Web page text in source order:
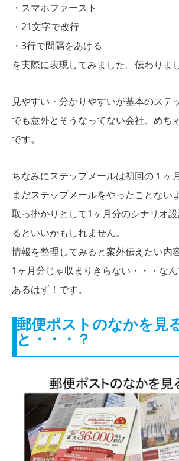
・スマホファースト
・21文字で改行
・3行で間隔をあける
を実際に表現してみました。伝わりま
見やすい・分かりやすいが基本のステ
でも意外とそうなってない会社、めち
です。
ちなみにステップメールは初回の１ヶ
まだステップメールをやったことない
取っ掛かりとして1ヶ月分のシナリオ
るといいかもしれません。
情報を整理してみると案外伝えたい内
1ヶ月分じゃ収まりきらない・・・な
あるはず！です。
郵便ポストのなかを見
と・・・？